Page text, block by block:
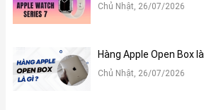
camera kép ở mặt lưng với camera chính
12MP và đặc biệt là góc siêu rộng lên tới
Hơn thế nữa, iPad Pro 2021 còn được
3D LiDAR. Chất lượng chụp ảnh nhờ thế
Chủ Nhật, 26/07/2026
Hàng Apple Open Box
Chủ Nhật, 26/07/2026